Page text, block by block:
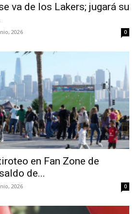
va de los Lakers; jugará su
2026 0
en Fan Zone de
de...
2026 0